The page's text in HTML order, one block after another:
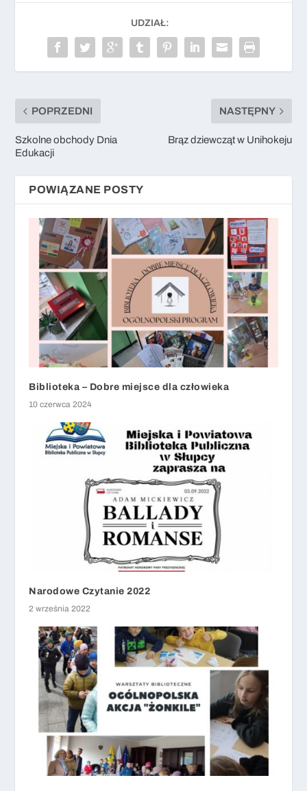
UDZIAŁ:
POPRZEDNI
Szkolne obchody Dnia
Edukacji
NASTĘPNY
Brąz dziewcząt w Unihokeju
POWIĄZANE POSTY
Biblioteka – Dobre miejsce dla człowieka
10 czerwca 2024
Narodowe Czytanie 2022
2 września 2022